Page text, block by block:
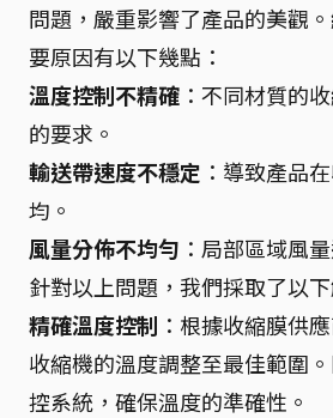
問題，嚴重影響了產品的美觀
要原因有以下幾點：
溫度控制不精確 ：不同材質的
的要求。
輸送帶速度不穩定 ：導致產品
均。
風量分佈不均勻 ：局部區域風
針對以上問題，我們採取了以下
精確溫度控制 ：根據收縮膜供
收縮機的溫度調整至最佳範圍
控系統，確保溫度的準確性。